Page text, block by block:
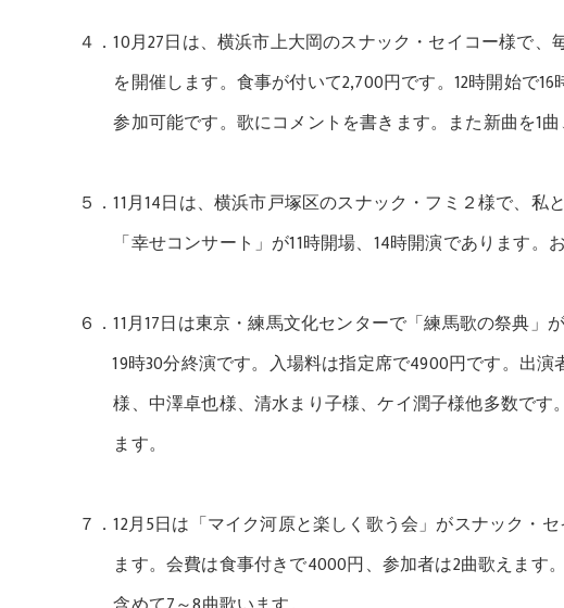
４．10月27日は、横浜市上大岡のスナック・セイコー様で、
を開催します。食事が付いて2,700円です。12時開始で16
参加可能です。歌にコメントを書きます。また新曲を1曲
５．11月14日は、横浜市戸塚区のスナック・フミ２様で、
「幸せコンサート」が11時開場、14時開演であります。
６．11月17日は東京・練馬文化センターで「練馬歌の祭典」が
19時30分終演です。入場料は指定席で4900円です。出演
様、中澤卓也様、清水まり子様、ケイ潤子様他多数です
ます。
７．12月5日は「マイク河原と楽しく歌う会」がスナック・
ます。会費は食事付きで4000円、参加者は2曲歌えます